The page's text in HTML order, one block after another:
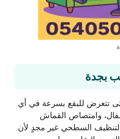
بجدة
تتعرض للبقع بسرعة في أي
وامتصاص القماش
السطحي غير مجدٍ لأن